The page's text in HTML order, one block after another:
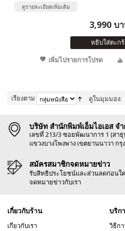
ดูรายละเอียดเพิ่มเติม
3,990 บ
หยิบใส่ตะก
เพิ่มไปรายการโปรด
เรียงตาม ดูในมุมมอง:
บริษัท สำนักพิมพ์เอ็มไอเอส จ
เลขที่ 213/3 ซอยพัฒนาการ 1 (สาธุ
แขวงบางโพงพาง เขตยานนาวา กรุ
สมัครสมาชิกจดหมายข่าว
รับสิทธิประโยชน์และส่วนลดก่อนใ
จดหมายข่าวกับเรา
เกี่ยวกับร้าน
เกี่ยวกับเรา
บริก
วิธีก